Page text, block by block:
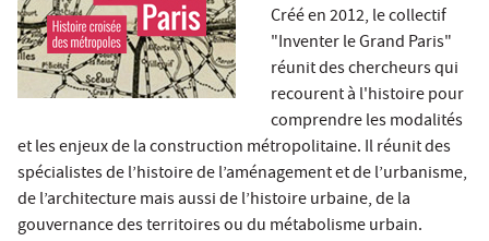
Créé en 2012, le collectif
"Inventer le Grand Paris"
réunit des chercheurs qui
recourent à l'histoire pour
comprendre les modalités
et les enjeux de la construction métropolitaine. Il réunit des
spécialistes de l’histoire de l’aménagement et de l’urbanisme,
de l’architecture mais aussi de l’histoire urbaine, de la
gouvernance des territoires ou du métabolisme urbain.